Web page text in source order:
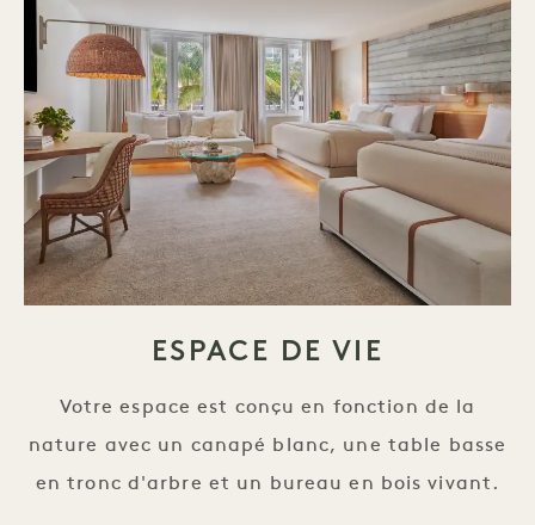
ESPACE DE VIE
Votre espace est conçu en fonction de la
nature avec un canapé blanc, une table basse
en tronc d'arbre et un bureau en bois vivant.